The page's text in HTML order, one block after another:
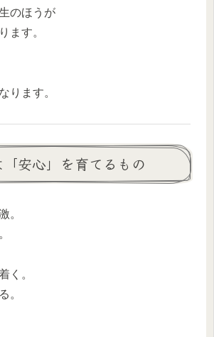
のほうが
ます。
ります。
安心」を育てるもの
。
く。
。